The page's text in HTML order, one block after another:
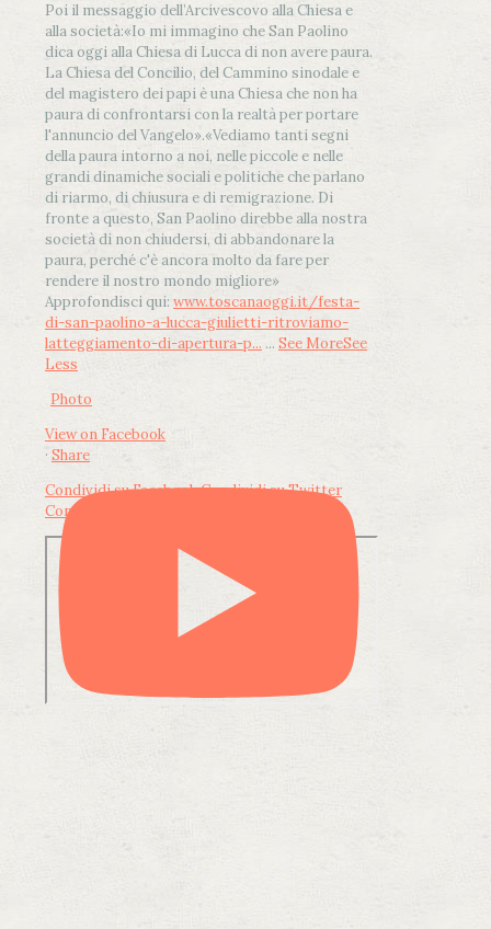
Poi il messaggio dell’Arcivescovo alla Chiesa e
alla società:«Io mi immagino che San Paolino
dica oggi alla Chiesa di Lucca di non avere paura.
La Chiesa del Concilio, del Cammino sinodale e
del magistero dei papi è una Chiesa che non ha
paura di confrontarsi con la realtà per portare
l'annuncio del Vangelo».«Vediamo tanti segni
della paura intorno a noi, nelle piccole e nelle
grandi dinamiche sociali e politiche che parlano
di riarmo, di chiusura e di remigrazione. Di
fronte a questo, San Paolino direbbe alla nostra
società di non chiudersi, di abbandonare la
paura, perché c'è ancora molto da fare per
rendere il nostro mondo migliore»
Approfondisci qui: www.toscanaoggi.it/festa-
di-san-paolino-a-lucca-giulietti-ritroviamo-
latteggiamento-di-apertura-p... ... See MoreSee
Less
Photo
View on Facebook
· Share
Condividi su FacebookCondividi su Twitter
Condividi su LinkedIn